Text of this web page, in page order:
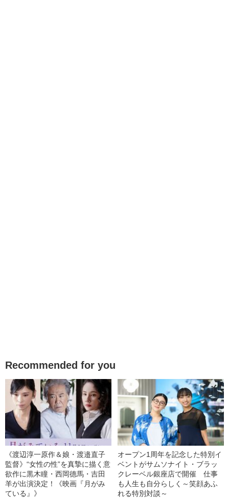
Recommended for you
《渡辺淳一原作＆娘・渡邉直子
監督》“女性の性”を真摯に描く意
欲作に黒木瞳・西岡德馬・吉田
羊が出演決定！《映画『月がみ
ている』》
オープン1周年を記念した特別イ
ベントがサムソナイト・ブラッ
クレーベル銀座店で開催 仕事
も人生も自分らしく～笑顔あふ
れる特別対談～